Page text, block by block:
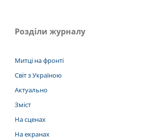
Розділи журналу
Митці на фронті
Світ з Україною
Актуально
Зміст
На сценах
На екранах